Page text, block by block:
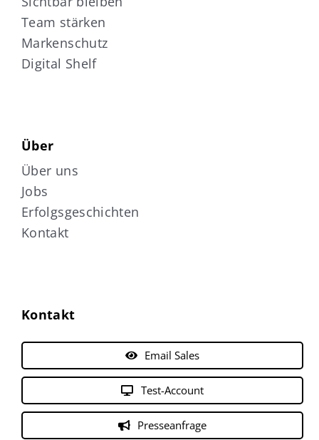
Team stärken
Markenschutz
Digital Shelf
Über
Über uns
Jobs
Erfolgsgeschichten
Kontakt
Kontakt
Email Sales
Test-Account
Presseanfrage